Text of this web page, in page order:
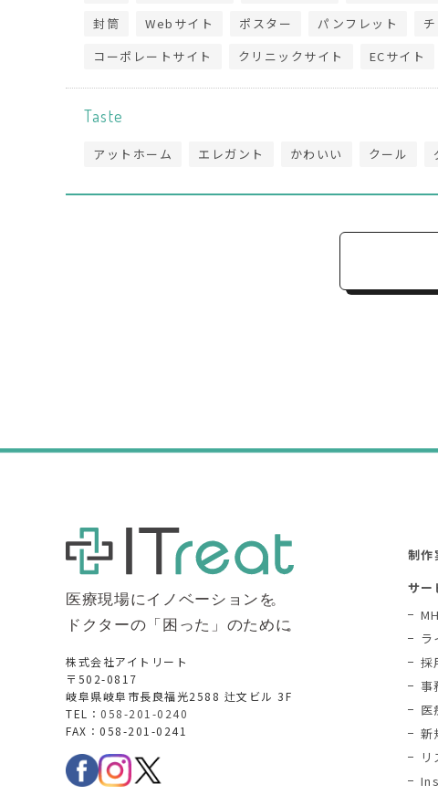
封筒
Webサイト ポスター パンフレット
コーポレートサイト
クリニックサイト ECサイト
Taste
アットホーム エレガント かわいい クール
株式会社アイトリート
〒502-0817
岐阜県岐阜市長良福光2588 辻文ビル 3F
TEL： 058-201-0240
FAX：058-201-0241
制作
サー
ラ
採
事
医
新